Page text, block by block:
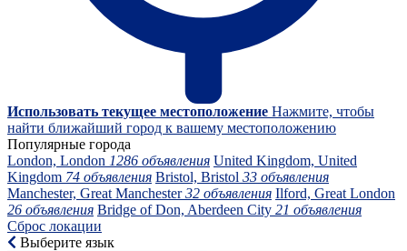
Использовать текущее местоположение Нажмите, чтобы
найти ближайший город к вашему местоположению
Популярные города
London, London 1286 объявления United Kingdom, United
Kingdom 74 объявления Bristol, Bristol 33 объявления
Manchester, Great Manchester32 объявления Ilford, Great London
26 объявления Bridge of Don, Aberdeen City 21 объявления
Сброс локации
Выберите язык